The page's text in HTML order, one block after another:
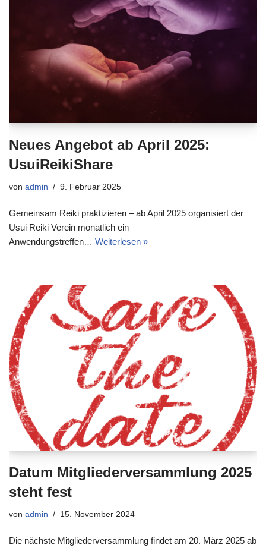
Neues Angebot ab April 2025:
UsuiReikiShare
von admin 9. Februar 2025
Gemeinsam Reiki praktizieren – ab April 2025 organisiert der
Usui Reiki Verein monatlich ein
Anwendungstreffen… Weiterlesen »
Datum Mitgliederversammlung 2025
steht fest
von admin 15. November 2024
Die nächste Mitgliederversammlung findet am 20. März 2025 ab